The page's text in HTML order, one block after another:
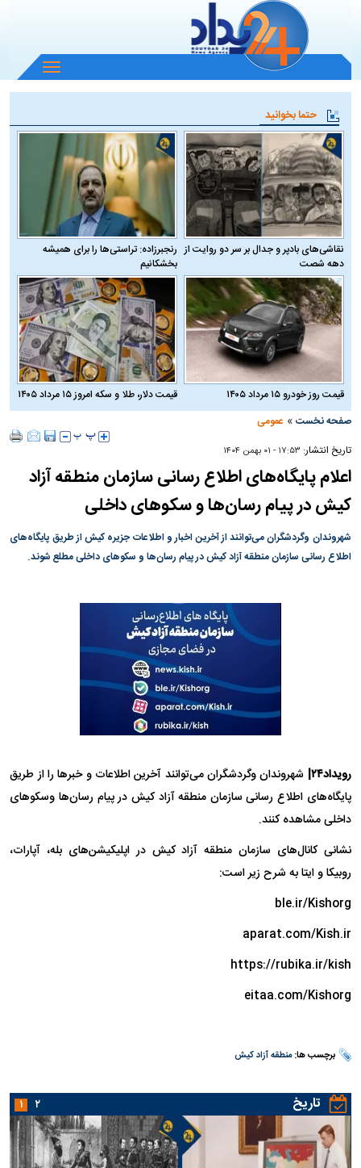
باز
و
منو
حتما بخوانید
نقاشی‌های بادپر و جدال بر سر دو روایت از
دهه شصت
رنجبرزاده: تراستی‌ها را برای همیشه
بخشکانیم
قیمت روز خودرو ۱۵ مرداد ۱۴۰۵
قیمت دلار، طلا و سکه امروز ۱۵ مرداد ۱۴۰۵
صفحه نخست » عمومی
تاریخ انتشار: ۱۷:۵۳ - ۰۱ بهمن ۱۴۰۴
اعلام پایگاه‌های اطلاع رسانی سازمان منطقه آزاد
کیش در پیام رسان‌ها و سکو‌های داخلی
شهروندان وگردشگران می‌توانند از آخرین اخبار و اطلاعات جزیره کیش از طریق پایگاه‌های
اطلاع رسانی سازمان منطقه آزاد کیش در پیام رسان‌ها و سکو‌های داخلی مطلع شوند.
رویداد۲۴|
شهروندان وگردشگران می‌توانند آخرین اطلاعات و خبر‌ها را از طریق
پایگاه‌های اطلاع رسانی سازمان منطقه آزاد کیش در پیام رسان‌ها وسکو‌های
داخلی مشاهده کنند.
نشانی کانال‌های سازمان منطقه آزاد کیش در اپلیکیشن‌های بله، آپارات،
روبیکا و ایتا به شرح زیر است:
ble.ir/Kishorg
aparat.com/Kish.ir
https://rubika.ir/kish
eitaa.com/Kishorg
برچسب ها:منطقه آزاد کیش
تاریخ ۱ ۲